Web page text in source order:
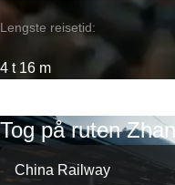
Lengste reisetid:
4 t 16 m
Tog på ruten
China Railway